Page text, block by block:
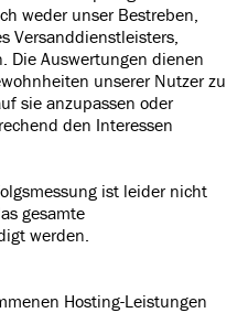
weder unser Bestreben,
Versanddienstleisters,
Die Auswertungen dienen
unserer Nutzer zu
sie anzupassen oder
den Interessen
ist leider nicht
gesamte
werden.
Hosting-Leistungen